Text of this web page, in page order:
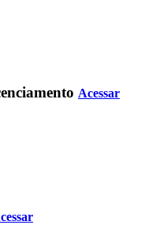
Acessar